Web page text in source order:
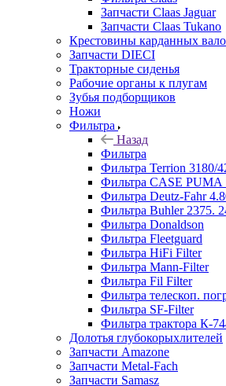
Запчасти Claas Jaguar
Запчасти Claas Tukano
Крестовины карданных
Запчасти DIECI
Тракторные сиденья
Рабочие органы к плугам
Зубья подборщиков
Ножи
Фильтра
Назад
Фильтра
Фильтра Terrion 3180/
Фильтра CASE PUMA
Фильтра Deutz-Fahr
Фильтра Buhler 2375.
Фильтра Donaldson
Фильтра Fleetguard
Фильтра HiFi Filter
Фильтра Mann-Filter
Фильтра Fil Filter
Фильтра телескоп.
Фильтра SF-Filter
Фильтра трактора К-
Долотья глубокорыхлителей
Запчасти Amazone
Запчасти Metal-Fach
Запчасти Samasz